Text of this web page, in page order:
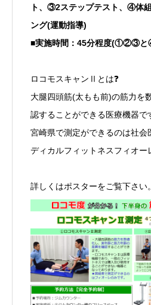
ト、③2ステップテスト、④体
ング(運動指導)
■実施時間：45分程度(①②③
ロコモスキャンⅡとは❓
大腿四頭筋(太もも前)の筋力を
認することができる医療機器で
宮崎県で測定ができるのは社会
ディカルフィットネスフィオー
詳しくはポスターをご覧下さい。